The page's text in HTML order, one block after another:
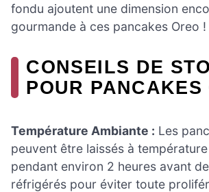
fondu ajoutent une dimension
gourmande à ces pancakes Oreo !
CONSEILS DE
POUR PANCAKES
Température Ambiante : Les
peuvent être laissés à
pendant environ 2 heures avant
réfrigérés pour éviter toute